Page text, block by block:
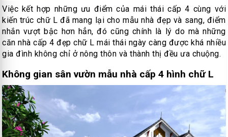
Việc kết hợp những ưu điểm của mái thái cấp 4 cùng với
kiến trúc chữ L đã mang lại cho mẫu nhà đẹp và sang, điểm
nhắn vượt bậc hơn hẳn, đó cũng chính là lý do mà những
căn nhà cấp 4 đẹp chữ L mái thái ngày càng được khá nhiều
gia đình không chỉ ở nông thôn và thành thị đều ưa chuộng.
Không gian sân vườn mẫu nhà cấp 4 hình chữ L